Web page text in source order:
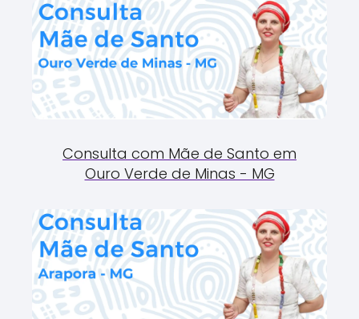
Consulta com Mãe de Santo em
Ouro Verde de Minas - MG